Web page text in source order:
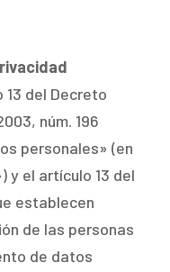
del Decreto
núm. 196
personales» (en
y el artículo 13 del
establecen
de las personas
de datos